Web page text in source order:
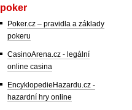
poker
Poker.cz – pravidla a základy
pokeru
CasinoArena.cz - legální
online casina
EncyklopedieHazardu.cz -
hazardní hry online